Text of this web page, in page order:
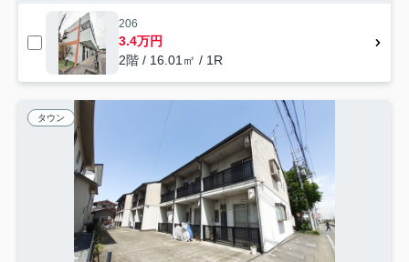
206
3.4万円
2階 / 16.01㎡ / 1R
タウン